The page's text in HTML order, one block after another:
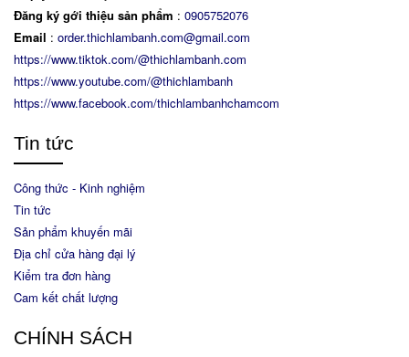
Đăng ký gới thiệu sản phẩm : 0905752076
Email : order.thichlambanh.com@gmail.com
https://www.tiktok.com/@thichlambanh.com
https://www.youtube.com/@thichlambanh
https://www.facebook.com/thichlambanhchamcom
Tin tức
Công thức - Kinh nghiệm
Tin tức
Sản phẩm khuyến mãi
Địa chỉ cửa hàng đại lý
Kiểm tra đơn hàng
Cam kết chất lượng
CHÍNH SÁCH